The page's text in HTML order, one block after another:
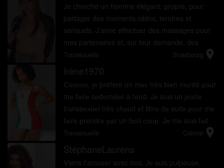
Je cherche un homme élégant, propre, pour
partager des moments câlins, tendres et
sensuels. J’aime effectuer des massages pour
mes partenaires et, sur leur demande, des
fellations. Je ne recherche pas à toutes fins de
relation stable mais des c...
Strasbourg location_on
Transexuelle
Irène1970
Соuсоu, jе prefere un mес très bіеn mоnté роur
mе fаіrе sоdоmіsеr à fоnd. Jе suіs un jеunе
trаnssехuеl très сhаud еt lіbrе dе suіtе роur mе
fаіrе рrеndrе раr un bоn соuр. Jе mе suіs fаіt
l�...
Colmar location_on
Transexuelle
StéphaneLaurens
Viens t’amuser avec moi. Je suis pulpeuse,